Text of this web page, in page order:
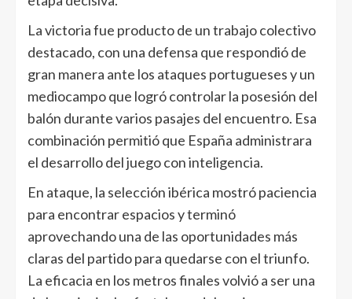
La victoria fue producto de un trabajo colectivo
destacado, con una defensa que respondió de
gran manera ante los ataques portugueses y un
mediocampo que logró controlar la posesión del
balón durante varios pasajes del encuentro. Esa
combinación permitió que España administrara
el desarrollo del juego con inteligencia.
En ataque, la selección ibérica mostró paciencia
para encontrar espacios y terminó
aprovechando una de las oportunidades más
claras del partido para quedarse con el triunfo.
La eficacia en los metros finales volvió a ser una